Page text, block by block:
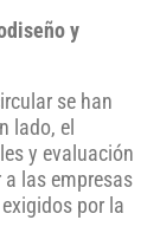
y
se han
lado, el
y evaluación
las empresas
por la